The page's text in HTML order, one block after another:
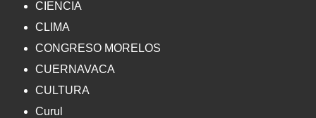
CIENCIA
CLIMA
CONGRESO MORELOS
CUERNAVACA
CULTURA
Curul